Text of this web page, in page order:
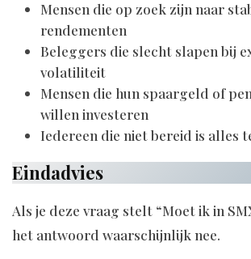
Mensen die op zoek zijn naar
rendementen
Beleggers die slecht slapen bij
volatiliteit
Mensen die hun spaargeld of
willen investeren
Iedereen die niet bereid is alles
Eindadvies
Als je deze vraag stelt “Moet ik in
het antwoord waarschijnlijk nee.